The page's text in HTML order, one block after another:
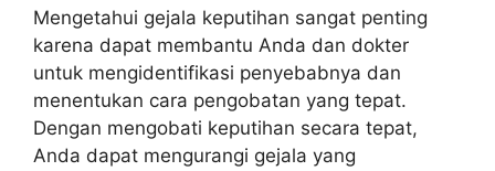
Mengetahui gejala keputihan sangat penting
karena dapat membantu Anda dan dokter
untuk mengidentifikasi penyebabnya dan
menentukan cara pengobatan yang tepat.
Dengan mengobati keputihan secara tepat,
Anda dapat mengurangi gejala yang